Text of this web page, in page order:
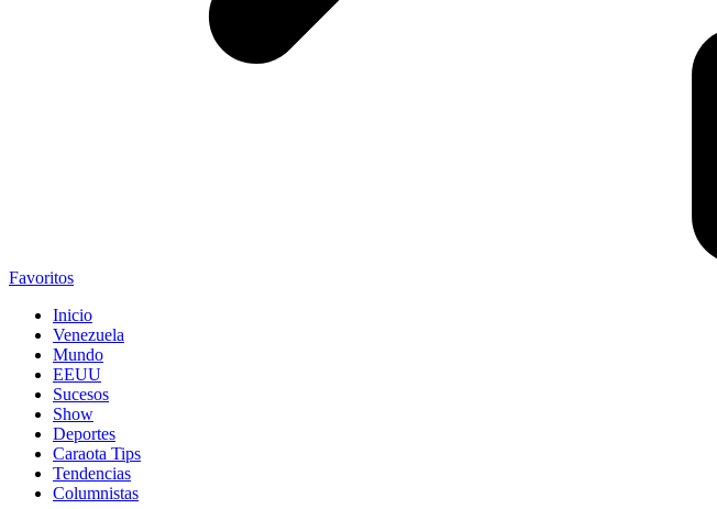
Favoritos
Inicio
Venezuela
Mundo
EEUU
Sucesos
Show
Deportes
Caraota Tips
Tendencias
Columnistas